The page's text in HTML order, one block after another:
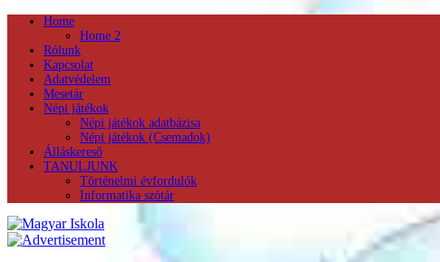
Home
Home 2
Rólunk
Kapcsolat
Adatvédelem
Mesetár
Népi játékok
Népi játékok adatbázisa
Népi játékok (Csemadok)
Álláskereső
TANULJUNK
Történelmi évfordulók
Informatika szótár